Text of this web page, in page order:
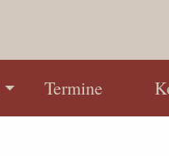
Termine